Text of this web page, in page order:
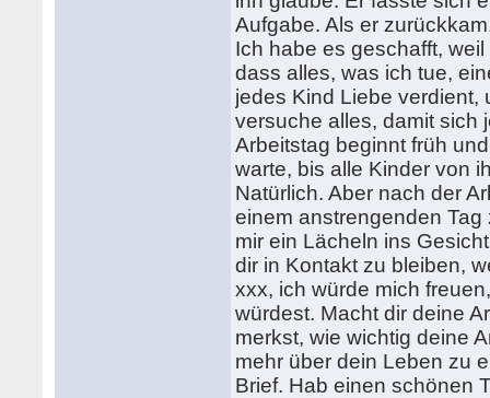
Aufgabe. Als er
Ich habe es geschafft,
dass alles, was ich tue,
jedes Kind Liebe verdient,
versuche alles, damit sich
Arbeitstag beginnt früh
warte, bis alle Kinder von
Natürlich. Aber nach der
einem anstrengenden
mir ein Lächeln ins
dir in Kontakt zu bleiben,
xxx, ich würde mich
würdest. Macht dir deine
merkst, wie wichtig deine
mehr über dein Leben zu
Brief. Hab einen schönen